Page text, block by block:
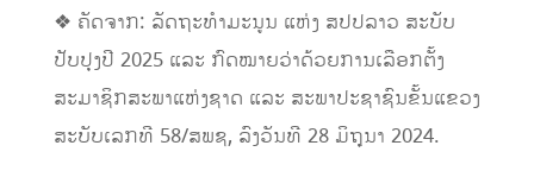
❖ ຄັດຈາກ: ລັດຖະທຳມະນູນ ແຫ່ງ ສປປລາວ ສະບັບ
ປັບປຸງປີ 2025 ແລະ ກົດໝາຍວ່າດ້ວຍການເລືອກຕັ້ງ
ສະມາຊິກສະພາແຫ່ງຊາດ ແລະ ສະພາປະຊາຊົນຂັ້ນແຂວງ
ສະບັບເລກທີ 58/ສພຊ, ລົງວັນທີ 28 ມິຖຸນາ 2024.